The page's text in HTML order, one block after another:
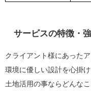
サービスの特徴・
クライアント様にあった
環境に優しい設計を心掛け
土地活用の事ならどんな